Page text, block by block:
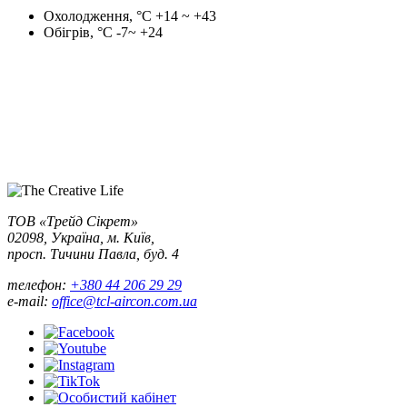
Охолодження, °С +14 ~ +43
Обігрів, °С -7~ +24
ТОВ «Трейд Сікрет»
02098, Україна, м. Київ,
просп. Тичини Павла, буд. 4
телефон: +380 44 206 29 29
e-mail: office@tcl-aircon.com.ua